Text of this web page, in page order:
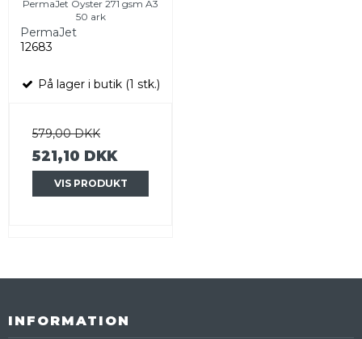
PermaJet Oyster 271 gsm A3
50 ark
PermaJet
12683
På lager i butik (1 stk.)
579,00 DKK
521,10 DKK
VIS PRODUKT
INFORMATION